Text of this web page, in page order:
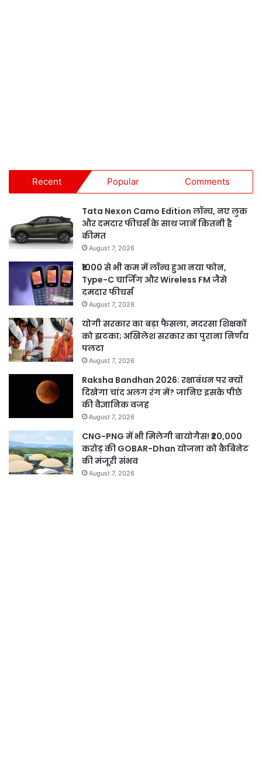
Recent Popular Comments
Tata Nexon Camo Edition लॉन्च, नए लुक
और दमदार फीचर्स के साथ जानें कितनी है
कीमत
August 7, 2026
₹1000 से भी कम में लॉन्च हुआ नया फोन,
Type-C चार्जिंग और Wireless FM जैसे
दमदार फीचर्स
August 7, 2026
योगी सरकार का बड़ा फैसला, मदरसा शिक्षकों
को झटका; अखिलेश सरकार का पुराना निर्णय
पलटा
August 7, 2026
Raksha Bandhan 2026: रक्षाबंधन पर क्यों
दिखेगा चांद अलग रंग में? जानिए इसके पीछे
की वैज्ञानिक वजह
August 7, 2026
CNG-PNG में भी मिलेगी बायोगैस! ₹20,000
करोड़ की GOBAR-Dhan योजना को कैबिनेट
की मंजूरी संभव
August 7, 2026